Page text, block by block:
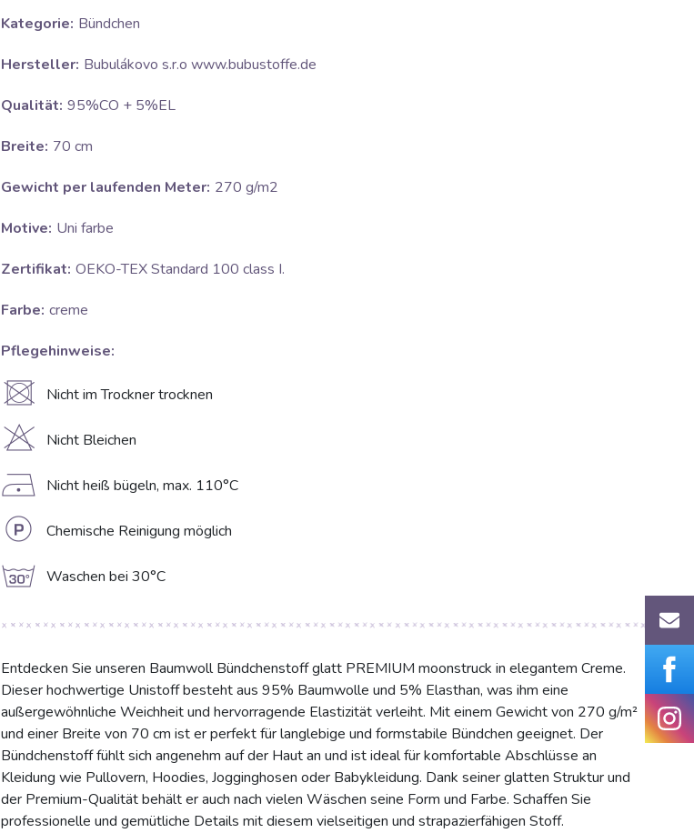
Kategorie: Bündchen
Hersteller: Bubulákovo s.r.o www.bubustoffe.de
Qualität: 95%CO + 5%EL
Breite: 70 cm
Gewicht per laufenden Meter: 270 g/m2
Motive: Uni farbe
Zertifikat: OEKO-TEX Standard 100 class I.
Farbe: creme
Pflegehinweise:
U Nicht im Trockner trocknen
H Nicht Bleichen
D Nicht heiß bügeln, max. 110°C
L Chemische Reinigung möglich
g Waschen bei 30°C
Entdecken Sie unseren Baumwoll Bündchenstoff glatt PREMIUM moonstruck in elegantem Creme.
Dieser hochwertige Unistoff besteht aus 95% Baumwolle und 5% Elasthan, was ihm eine
außergewöhnliche Weichheit und hervorragende Elastizität verleiht. Mit einem Gewicht von 270 g/m²
und einer Breite von 70 cm ist er perfekt für langlebige und formstabile Bündchen geeignet. Der
Bündchenstoff fühlt sich angenehm auf der Haut an und ist ideal für komfortable Abschlüsse an
Kleidung wie Pullovern, Hoodies, Jogginghosen oder Babykleidung. Dank seiner glatten Struktur und
der Premium-Qualität behält er auch nach vielen Wäschen seine Form und Farbe. Schaffen Sie
professionelle und gemütliche Details mit diesem vielseitigen und strapazierfähigen Stoff.